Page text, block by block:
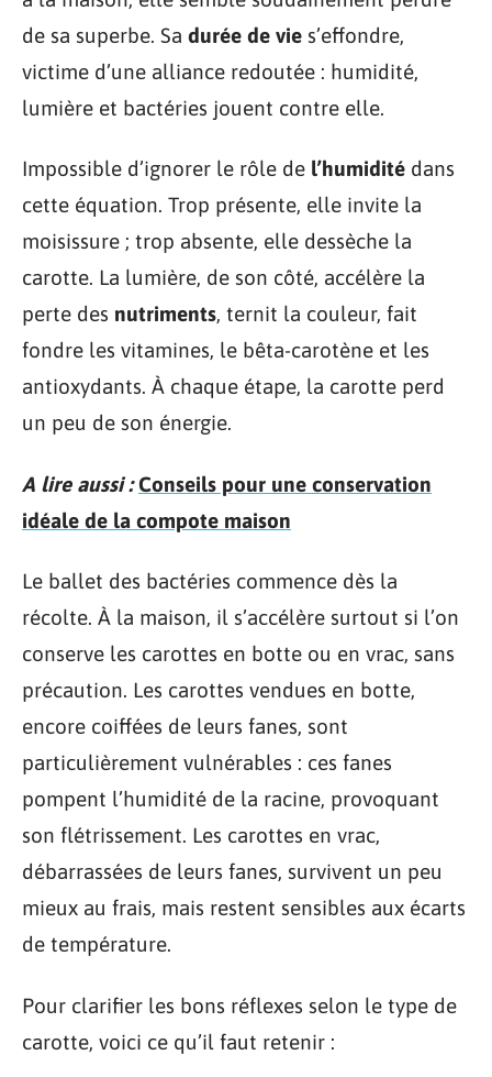
de sa superbe. Sa durée de vie s’effondre,
victime d’une alliance redoutée : humidité,
lumière et bactéries jouent contre elle.
Impossible d’ignorer le rôle de l’humidité dans
cette équation. Trop présente, elle invite la
moisissure ; trop absente, elle dessèche la
carotte. La lumière, de son côté, accélère la
perte des nutriments, ternit la couleur, fait
fondre les vitamines, le bêta-carotène et les
antioxydants. À chaque étape, la carotte perd
un peu de son énergie.
A lire aussi : Conseils pour une conservation
idéale de la compote maison
Le ballet des bactéries commence dès la
récolte. À la maison, il s’accélère surtout si l’on
conserve les carottes en botte ou en vrac, sans
précaution. Les carottes vendues en botte,
encore coiffées de leurs fanes, sont
particulièrement vulnérables : ces fanes
pompent l’humidité de la racine, provoquant
son flétrissement. Les carottes en vrac,
débarrassées de leurs fanes, survivent un peu
mieux au frais, mais restent sensibles aux écarts
de température.
Pour clarifier les bons réflexes selon le type de
carotte, voici ce qu’il faut retenir :